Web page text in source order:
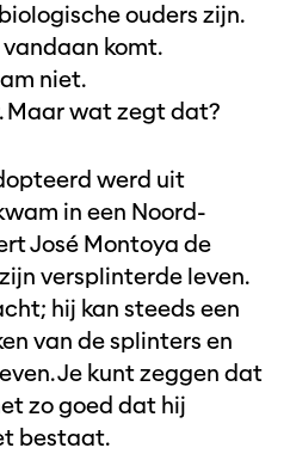
ouders zijn.
komt.
niet.
Maar wat zegt dat?
werd uit
in een Noord-
José Montoya de
versplinterde leven.
hij kan steeds een
van de splinters en
Je kunt zeggen dat
zo goed dat hij
bestaat.